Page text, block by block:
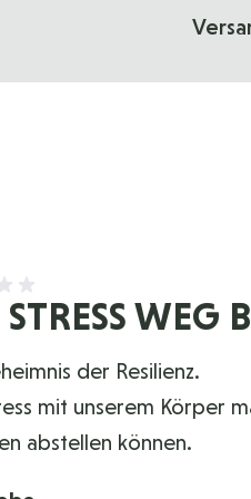
WEG
der Resilienz.
mit unserem Körper
abstellen können.